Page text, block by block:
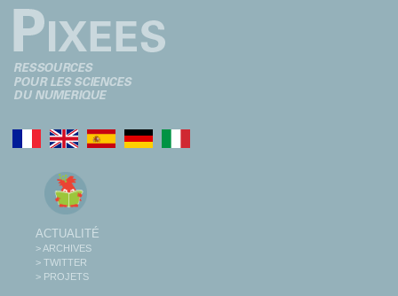
ACTUALITÉ
> ARCHIVES
> TWITTER
> PROJETS